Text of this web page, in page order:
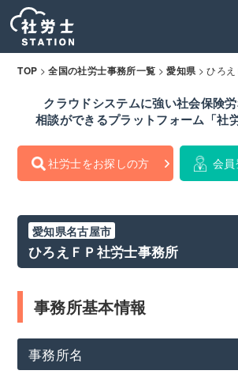
TOP >全国の社労士事務所一覧 >愛知県 >ひろ
クラウドシステムに強い社会保険労
相談ができるプラットフォーム「社
社労士をお探しの方 会
愛知県名古屋市
ひろえＦＰ社労士事務所
事務所基本情報
事務所名